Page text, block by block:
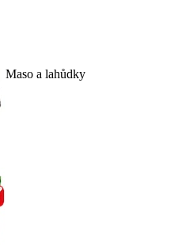
Maso a lahůdky